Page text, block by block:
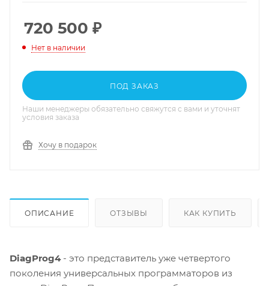
720 500 ₽
Нет в наличии
ПОД ЗАКАЗ
Наши менеджеры обязательно свяжутся с вами и уточнят
условия заказа
Хочу в подарок
ОПИСАНИЕ ОТЗЫВЫ КАК КУПИТЬ
DiagProg4- это представитель уже четвертого
поколения универсальных программаторов из